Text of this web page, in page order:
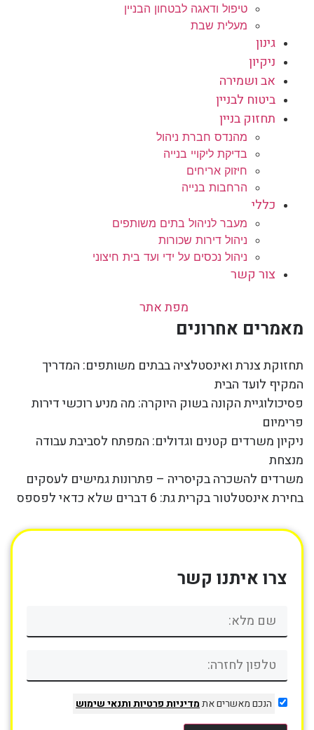
טיפול ודאגה לבטחון הבניין
מעלית שבת
גינון
ניקיון
אב ושמירה
ביטוח לבניין
תחזוק בניין
מהנדס חברת ניהול
בדיקת ליקויי בנייה
חיזוק אריחים
הרחבות בנייה
כללי
מעבר לניהול בתים משותפים
ניהול דירות שכורות
ניהול נכסים על ידי ועד בית חיצוני
צור קשר
מפת אתר
מאמרים אחרונים
תחזוקת צנרת ואינסטלציה בבתים משותפים: המדריך
המקיף לועד הבית
פסיכולוגיית הקונה בשוק היוקרה: מה מניע רוכשי דירות
פרימיום
ניקיון משרדים קטנים וגדולים: המפתח לסביבת עבודה
מנצחת
משרדים להשכרה בקיסריה – פתרונות גמישים לעסקים
בחירת אינסטלטור בקרית גת: 6 דברים שלא כדאי לפספס
צרו איתנו קשר
הנכם מאשרים אתמדיניות פרטיותותנאי שימוש